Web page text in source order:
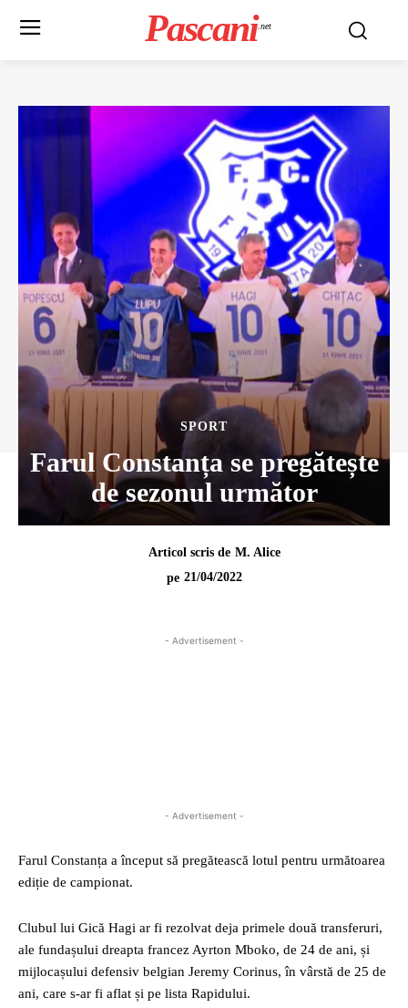
Pascani .net
SPORT
Farul Constanța se pregătește
de sezonul următor
Articol scris de M. Alice
pe 21/04/2022
- Advertisement -
- Advertisement -
Farul Constanța a început să pregătească lotul pentru următoarea
ediție de campionat.
Clubul lui Gică Hagi ar fi rezolvat deja primele două transferuri,
ale fundașului dreapta francez Ayrton Mboko, de 24 de ani, și
mijlocașului defensiv belgian Jeremy Corinus, în vârstă de 25 de
ani, care s-ar fi aflat și pe lista Rapidului.